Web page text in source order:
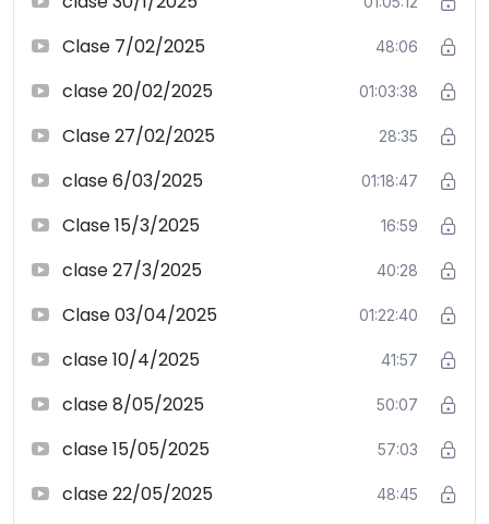
Clase 7/02/2025 48:06
clase 20/02/2025 01:03:38
Clase 27/02/2025 28:35
clase 6/03/2025 01:18:47
Clase 15/3/2025 16:59
clase 27/3/2025 40:28
Clase 03/04/2025 01:22:40
clase 10/4/2025 41:57
clase 8/05/2025 50:07
clase 15/05/2025 57:03
clase 22/05/2025 48:45